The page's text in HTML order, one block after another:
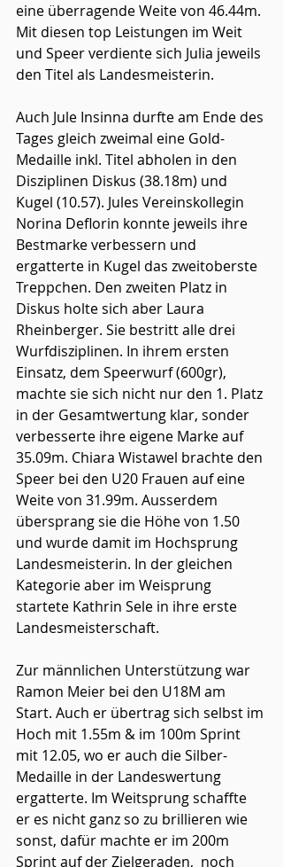
eine überragende Weite von 46.44m.
Mit diesen top Leistungen im Weit
und Speer verdiente sich Julia jeweils
den Titel als Landesmeisterin.
Auch Jule Insinna durfte am Ende des
Tages gleich zweimal eine Gold-
Medaille inkl. Titel abholen in den
Disziplinen Diskus (38.18m) und
Kugel (10.57). Jules Vereinskollegin
Norina Deflorin konnte jeweils ihre
Bestmarke verbessern und
ergatterte in Kugel das zweitoberste
Treppchen. Den zweiten Platz in
Diskus holte sich aber Laura
Rheinberger. Sie bestritt alle drei
Wurfdisziplinen. In ihrem ersten
Einsatz, dem Speerwurf (600gr),
machte sie sich nicht nur den 1. Platz
in der Gesamtwertung klar, sonder
verbesserte ihre eigene Marke auf
35.09m. Chiara Wistawel brachte den
Speer bei den U20 Frauen auf eine
Weite von 31.99m. Ausserdem
übersprang sie die Höhe von 1.50
und wurde damit im Hochsprung
Landesmeisterin. In der gleichen
Kategorie aber im Weisprung
startete Kathrin Sele in ihre erste
Landesmeisterschaft.
Zur männlichen Unterstützung war
Ramon Meier bei den U18M am
Start. Auch er übertrag sich selbst im
Hoch mit 1.55m & im 100m Sprint
mit 12.05, wo er auch die Silber-
Medaille in der Landeswertung
ergatterte. Im Weitsprung schaffte
er es nicht ganz so zu brillieren wie
sonst, dafür machte er im 200m
Sprint auf der Zielgeraden,  noch